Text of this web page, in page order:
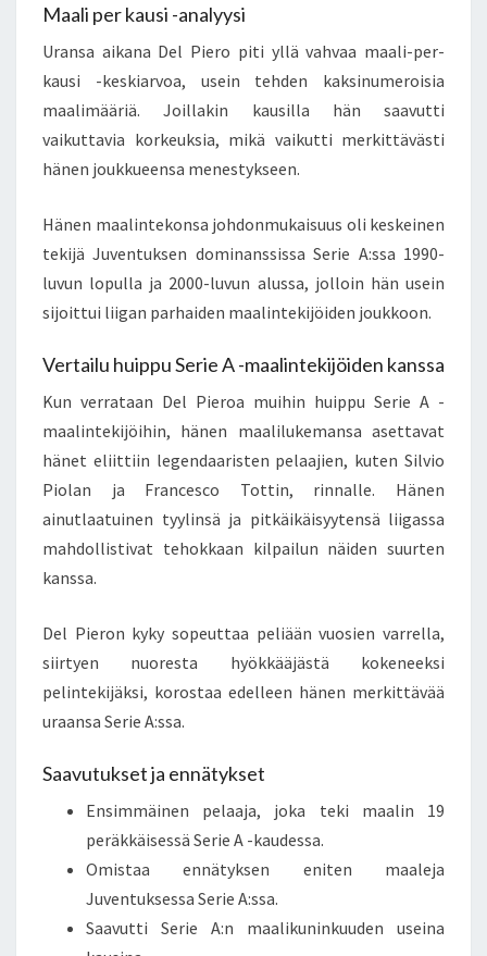
Maali per kausi -analyysi
Uransa aikana Del Piero piti yllä vahvaa maali-per-
kausi -keskiarvoa, usein tehden kaksinumeroisia
maalimääriä. Joillakin kausilla hän saavutti
vaikuttavia korkeuksia, mikä vaikutti merkittävästi
hänen joukkueensa menestykseen.
Hänen maalintekonsa johdonmukaisuus oli keskeinen
tekijä Juventuksen dominanssissa Serie A:ssa 1990-
luvun lopulla ja 2000-luvun alussa, jolloin hän usein
sijoittui liigan parhaiden maalintekijöiden joukkoon.
Vertailu huippu Serie A -maalintekijöiden kanssa
Kun verrataan Del Pieroa muihin huippu Serie A -
maalintekijöihin, hänen maalilukemansa asettavat
hänet eliittiin legendaaristen pelaajien, kuten Silvio
Piolan ja Francesco Tottin, rinnalle. Hänen
ainutlaatuinen tyylinsä ja pitkäikäisyytensä liigassa
mahdollistivat tehokkaan kilpailun näiden suurten
kanssa.
Del Pieron kyky sopeuttaa peliään vuosien varrella,
siirtyen nuoresta hyökkääjästä kokeneeksi
pelintekijäksi, korostaa edelleen hänen merkittävää
uraansa Serie A:ssa.
Saavutukset ja ennätykset
Ensimmäinen pelaaja, joka teki maalin 19
peräkkäisessä Serie A -kaudessa.
Omistaa ennätyksen eniten maaleja
Juventuksessa Serie A:ssa.
Saavutti Serie A:n maalikuninkuuden useina